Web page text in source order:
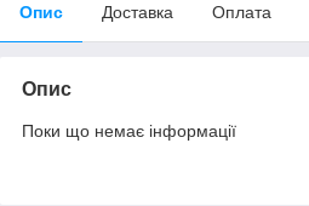
Опис Доставка Оплата
Опис
Поки що немає інформації